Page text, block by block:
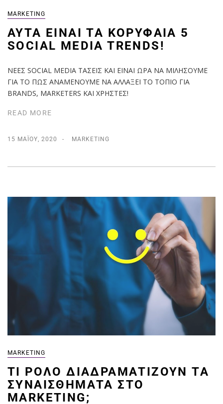
MARKETING
ΑΥΤΆ ΕΊΝΑΙ ΤΑ ΚΟΡΥΦΑΊΑ 5
SOCIAL MEDIA TRENDS!
ΝΕΕΣ SOCIAL MEDIA ΤΑΣΕΙΣ ΚΑΙ ΕΙΝΑΙ ΩΡΑ ΝΑ ΜΙΛΗΣΟΥΜΕ
ΓΙΑ ΤΟ ΠΩΣ ΑΝΑΜΕΝΟΥΜΕ ΝΑ ΑΛΛΑΞΕΙ ΤΟ ΤΟΠΙΟ ΓΙΑ
BRANDS, MARKETERS ΚΑΙ ΧΡΗΣΤΕΣ!
READ MORE
15 ΜΑΪ́ΟΥ, 2020 MARKETING
MARKETING
ΤΊ ΡΌΛΟ ΔΙΑΔΡΑΜΑΤΊΖΟΥΝ ΤΑ
ΣΥΝΑΙΣΘΉΜΑΤΑ ΣΤΟ
MARKETING;